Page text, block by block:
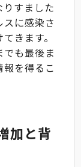
りすました
に感染さ
きます。
も最後ま
を得るこ
加と背